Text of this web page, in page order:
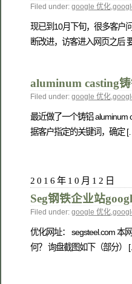
Filed under: google 优化,
现已到10月下旬，很多客户
断改进，访客进入网页之后
aluminum casting
Filed under: google 优化
最近做了一个铸铝 aluminum
据客户指定的关键词，确定
2016年10月12日
Seg钢铁企业站
Filed under: google 优化
优化网址： segsteel.com 本
何？ 询盘截图如下（部分）